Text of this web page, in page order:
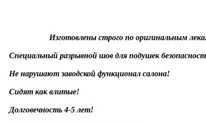
Изготовлены строго по оригинальным
Специальный разрывной шов для подушек
Не нарушают заводской функционал салона!
Сидят как влитые!
Долговечность 4-5 лет!